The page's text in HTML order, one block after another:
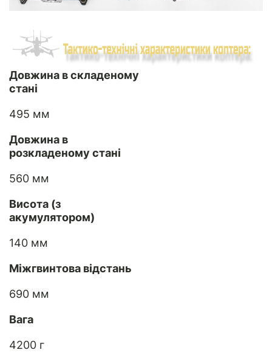
Довжина в складеному
стані
495 мм
Довжина в
розкладеному стані
560 мм
Висота (з
акумулятором)
140 мм
Міжгвинтова відстань
690 мм
Вага
4200 г